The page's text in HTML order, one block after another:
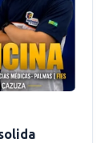
à categoria
nº